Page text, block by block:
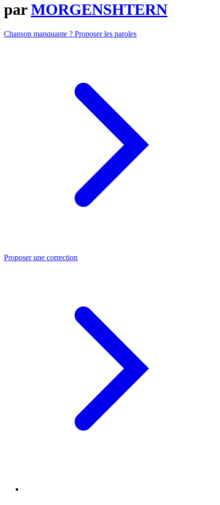
parMORGENSHTERN
Chanson manquante ? Proposer les paroles
Proposer une correction